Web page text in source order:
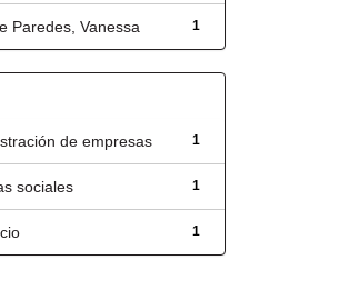
1
Paredes, Vanessa
1
de empresas
1
sociales
1